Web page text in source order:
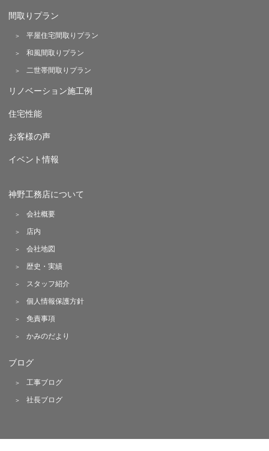
間取りプラン
平屋住宅間取りプラン
和風間取りプラン
二世帯間取りプラン
リノベーション施工例
住宅性能
お客様の声
イベント情報
神野工務店について
会社概要
店内
会社地図
歴史・実績
スタッフ紹介
個人情報保護方針
免責事項
かみのだより
ブログ
工事ブログ
社長ブログ